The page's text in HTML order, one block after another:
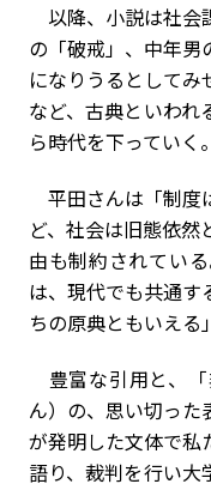
以降、小説は社会
の「破戒」、中年男
になりうるとしてみ
など、古典といわれ
ら時代を下っていく。
平田さんは「制度
ど、社会は旧態依
由も制約されてい
は、現代でも共通す
ちの原典ともいえる
豊富な引用と、
ん）の、思い切った
が発明した文体で私
語り、裁判を行い大